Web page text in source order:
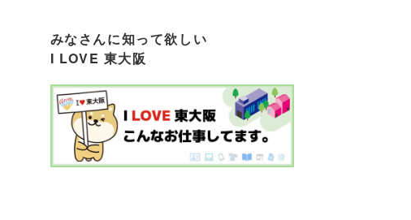
みなさんに知って欲しい
I LOVE 東大阪